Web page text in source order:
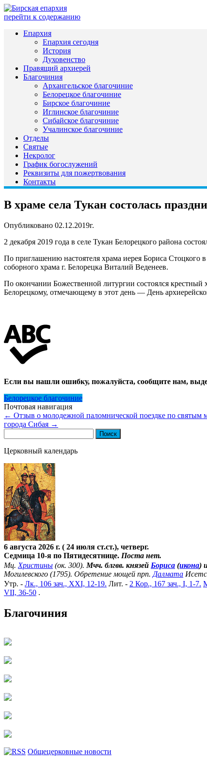
перейти к содержанию
Епархия
Епархия сегодня
История
Духовенство
Правящий архиерей
Благочиния
Архангельское благочиние
Белорецкое благочиние
Бирское благочиние
Иглинское благочиние
Сибайское благочиние
Учалинское благочиние
Отделы
Святые
Некролог
График богослужений
Реквизиты для пожертвования
Контакты
В храме села Тукан состолась
Опубликовано 02.12.2019г.
2 декабря 2019 года в селе Тукан Белорецкого района
По приглашению настоятеля храма иерея Бориса
соборного храма г. Белорецка Виталий Веденеев.
По окончании Божественной литургии состоялся
Белорецкому, отмечающему в этот день — День
Если вы нашли ошибку, пожалуйста, сообщите нам,
Белорецкое благочиние
Почтовая навигация
← Отзыв о молодежной паломнической поездке по святым
города Сибая →
Церковный календарь
6 августа 2026 г. ( 24 июля ст.ст.), четверг.
Седмица 10-я по Пятидесятнице. Поста нет.
Мц. Христины (ок. 300). Мчч. блгвв. князей Бориса (икона)
Могилевского (1795). Обретение мощей прп. Далмата
Утр. - Лк., 106 зач., XXI, 12-19. Лит. - 2 Кор., 167 зач., I, 1-7.
VII, 36-50 .
Благочиния
Общецерковные новости